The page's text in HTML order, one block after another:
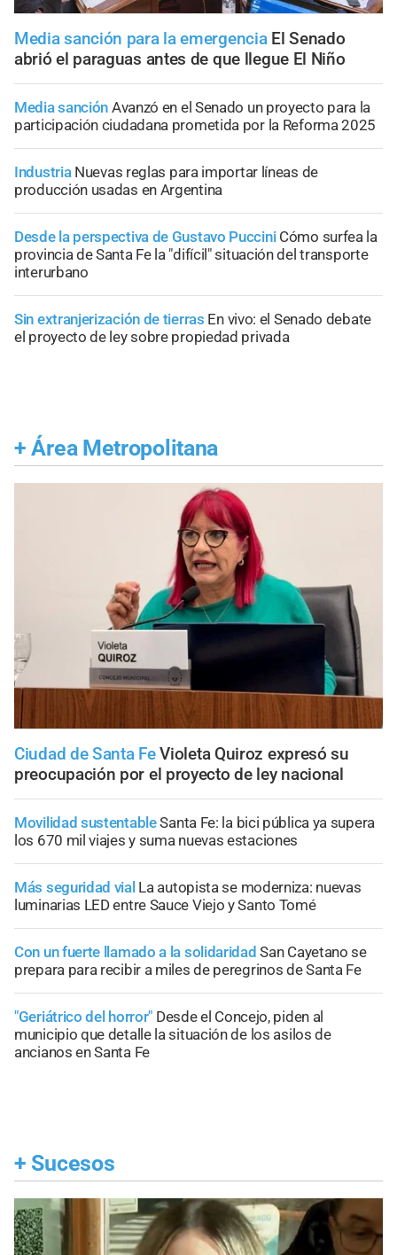
Media sanción para la emergencia El Senado
abrió el paraguas antes de que llegue El Niño
Media sanción Avanzó en el Senado un proyecto para la
participación ciudadana prometida por la Reforma 2025
Industria Nuevas reglas para importar líneas de
producción usadas en Argentina
Desde la perspectiva de Gustavo Puccini Cómo surfea la
provincia de Santa Fe la "difícil" situación del transporte
interurbano
Sin extranjerización de tierras En vivo: el Senado debate
el proyecto de ley sobre propiedad privada
+ Área Metropolitana
Ciudad de Santa Fe Violeta Quiroz expresó su
preocupación por el proyecto de ley nacional
Movilidad sustentableSanta Fe: la bici pública ya supera
los 670 mil viajes y suma nuevas estaciones
Más seguridad vial La autopista se moderniza: nuevas
luminarias LED entre Sauce Viejo y Santo Tomé
Con un fuerte llamado a la solidaridad San Cayetano se
prepara para recibir a miles de peregrinos de Santa Fe
"Geriátrico del horror" Desde el Concejo, piden al
municipio que detalle la situación de los asilos de
ancianos en Santa Fe
+ Sucesos